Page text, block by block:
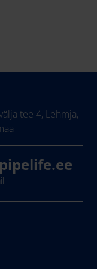
tee 4, Lehmja,